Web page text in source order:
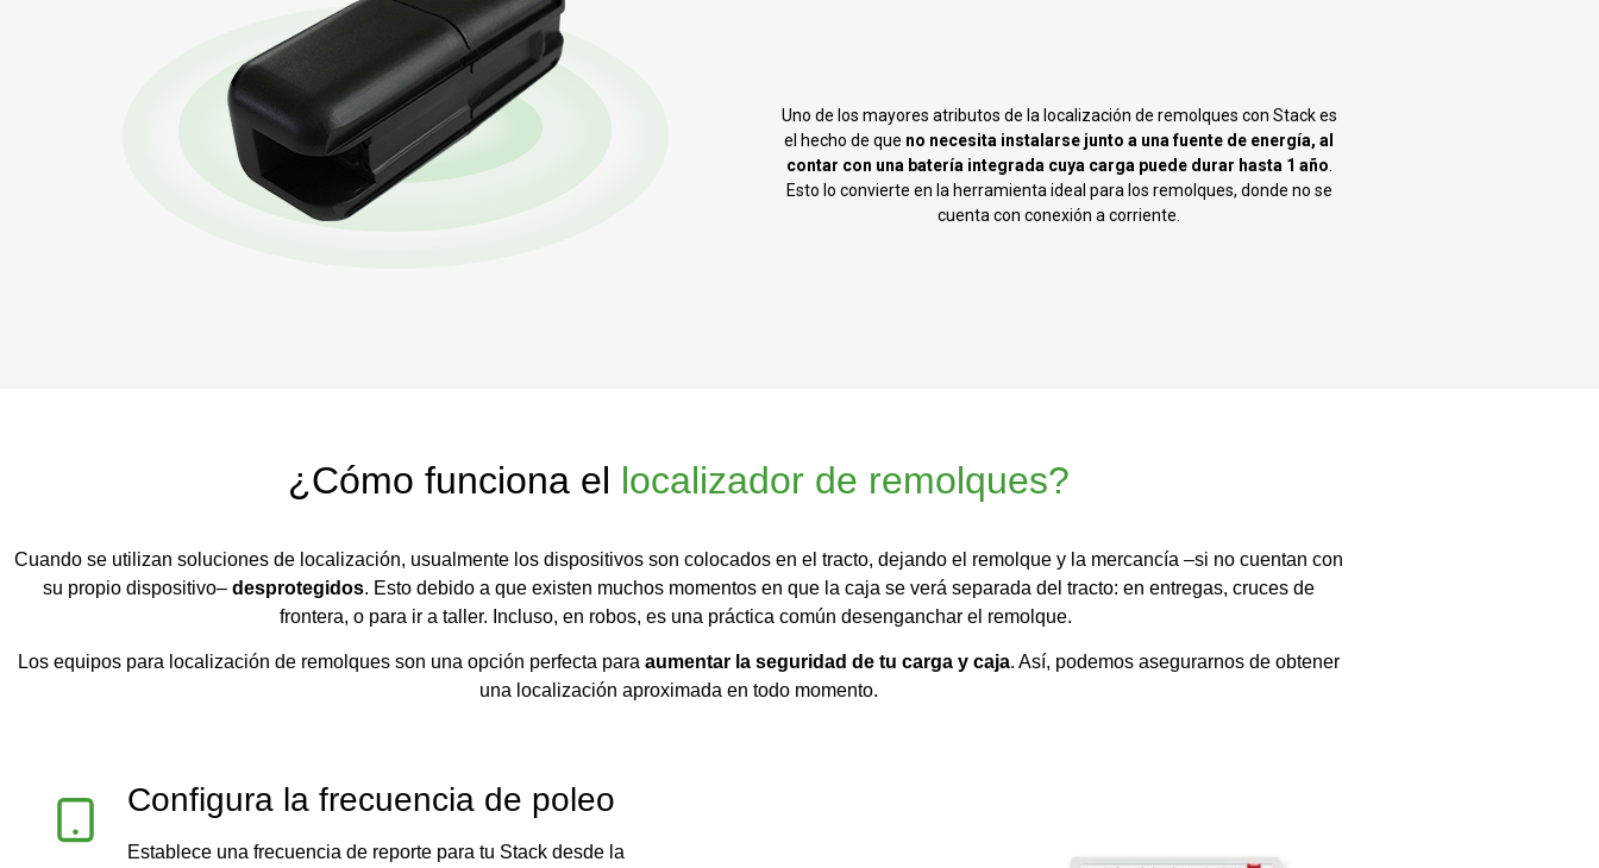
Uno de los mayores atributos de la localización de remolques con Stack es
el hecho de que no necesita instalarse junto a una fuente de energía, al
contar con una batería integrada cuya carga puede durar hasta 1 año
Esto lo convierte en la herramienta ideal para los remolques, donde no se
cuenta con conexión a corriente.
¿Cómo funciona el localizador de remolques?
Cuando se utilizan soluciones de localización, usualmente los dispositivos son colocados en el tracto, dejando el remolque y la mercancía –si no cuentan con
su propio dispositivo– desprotegidos. Esto debido a que existen muchos momentos en que la caja se verá separada del tracto: en entregas, cruces de
frontera, o para ir a taller. Incluso, en robos, es una práctica común desenganchar el remolque.
Los equipos para localización de remolques son una opción perfecta para aumentar la seguridad de tu carga y caja. Así, podemos asegurarnos de obtener
una localización aproximada en todo momento.
Configura la frecuencia de poleo
Establece una frecuencia de reporte para tu Stack desde la